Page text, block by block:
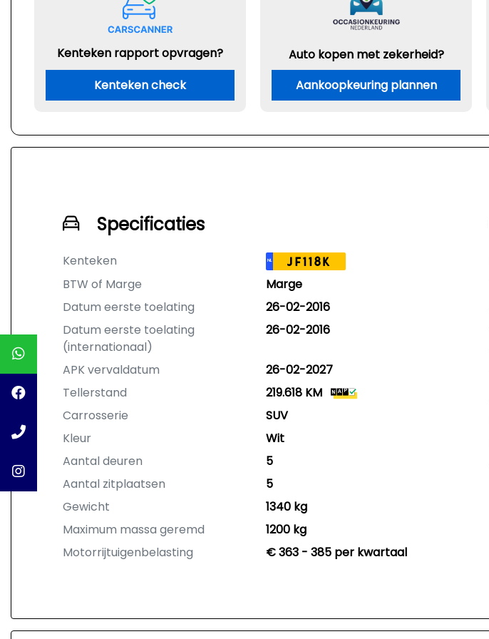
Kenteken rapport opvragen?
Kenteken check
Auto kopen met zekerheid?
Aankoopkeuring plannen
Specificaties
Kenteken NL JF118K
BTW of Marge
Marge
Datum eerste toelating
26-02-2016
Datum eerste toelating
(internationaal)
26-02-2016
APK vervaldatum
26-02-2027
Tellerstand
219.618 KM
Carrosserie
SUV
Kleur
Wit
Aantal deuren
5
Aantal zitplaatsen
5
Gewicht
1340 kg
Maximum massa geremd
1200 kg
Motorrijtuigenbelasting
€ 363 - 385 per kwartaal